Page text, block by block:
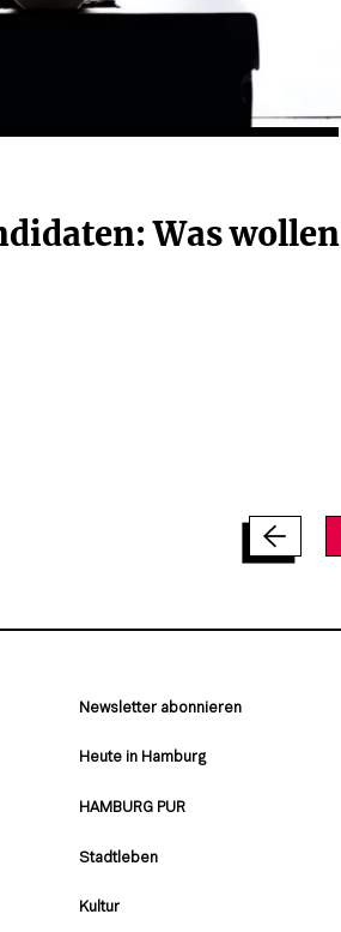
Was wollen
Newsletter abonnieren
Heute in Hamburg
HAMBURG PUR
Stadtleben
Kultur